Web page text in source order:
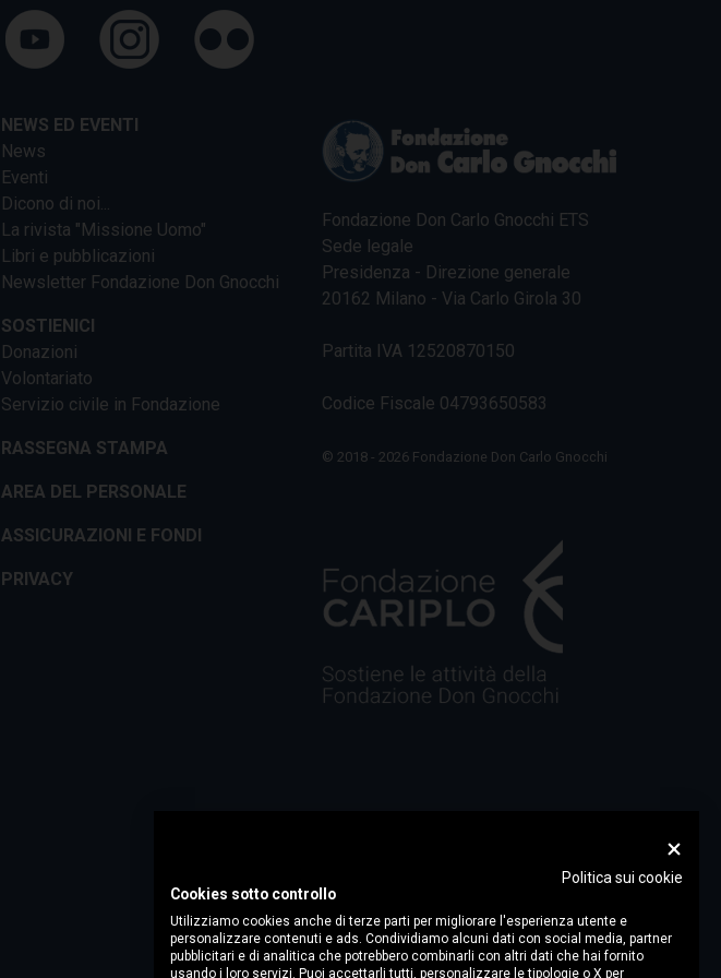
NEWS ED EVENTI
News
Eventi
Dicono di noi...
La rivista "Missione Uomo"
Libri e pubblicazioni
Newsletter Fondazione Don Gnocchi
SOSTIENICI
Donazioni
Volontariato
Servizio civile in Fondazione
RASSEGNA STAMPA
AREA DEL PERSONALE
ASSICURAZIONI E FONDI
PRIVACY
Fondazione Don Carlo Gnocchi ETS
Sede legale
Presidenza - Direzione generale
20162 Milano - Via Carlo Girola 30
Partita IVA 12520870150
Codice Fiscale 04793650583
© 2018 - 2026 Fondazione Don Carlo Gnocchi
Politica sui cookie
Cookies sotto controllo
Utilizziamo cookies anche di terze parti per migliorare l'esperienza utente e
personalizzare contenuti e ads. Condividiamo alcuni dati con social media, partner
pubblicitari e di analitica che potrebbero combinarli con altri dati che hai fornito
usando i loro servizi. Puoi accettarli tutti, personalizzare le tipologie o X per